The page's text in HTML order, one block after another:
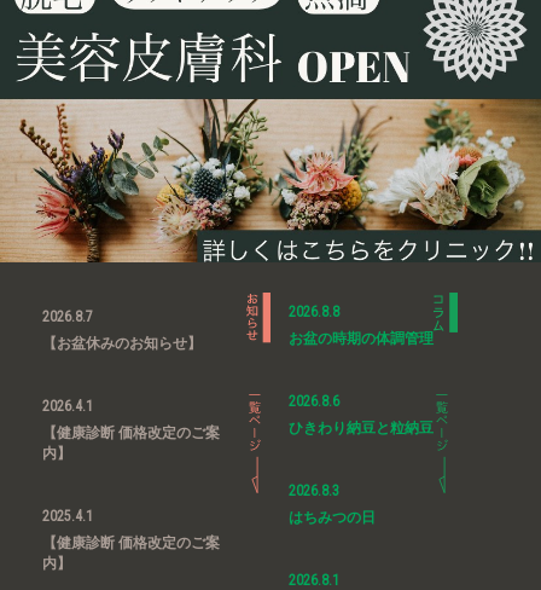
2026.8.7
【お盆休みのお知らせ】
2026.4.1
【健康診断 価格改定のご案
内】
2025.4.1
【健康診断 価格改定のご案
内】
2026.8.8
お盆の時期の体調管理
2026.8.6
ひきわり納豆と粒納豆
2026.8.3
はちみつの日
2026.8.1